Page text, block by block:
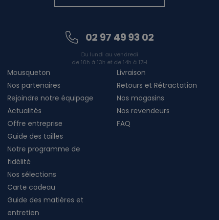
02 97 49 93 02
Du lundi au vendredi
de 10h à 13h et de 14h à 17H
Mousqueton
Nos partenaires
Rejoindre notre équipage
Actualités
Offre entreprise
Livraison
Retours et Rétractation
Nos magasins
Nos revendeurs
FAQ
Guide des tailles
Notre programme de
fidélité
Nos sélections
Carte cadeau
Guide des matières et
entretien